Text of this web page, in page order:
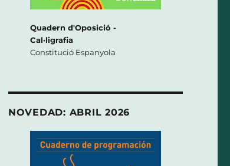
Quadern d'Oposició -
Cal·ligrafia
Constitució Espanyola
NOVEDAD: ABRIL 2026